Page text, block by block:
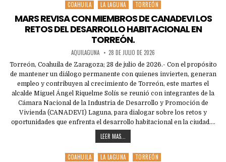
Posted
in
COAHUILA LA LAGUNA TORREÓN
MARS REVISA CON MIEMBROS DE CANADEVI LOS
RETOS DEL DESARROLLO HABITACIONAL EN
TORREÓN.
AQUILAGUNA 28 DE JULIO DE 2026
Torreón, Coahuila de Zaragoza; 28 de julio de 2026.- Con el propósito
de mantener un diálogo permanente con quienes invierten, generan
empleo y contribuyen al crecimiento de Torreón, este martes el
alcalde Miguel Ángel Riquelme Solís se reunió con integrantes de la
Cámara Nacional de la Industria de Desarrollo y Promoción de
Vivienda (CANADEVI) Laguna, para dialogar sobre los retos y
oportunidades que enfrenta el desarrollo habitacional en la ciudad….
LEER MAS...
Posted
COAHUILA LA LAGUNA TORREÓN